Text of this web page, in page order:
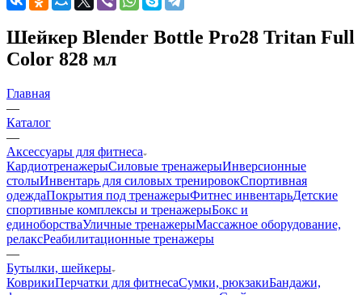
Шейкер Blender Bottle Pro28 Tritan Full
Color 828 мл
Главная
—
Каталог
—
Аксессуары для фитнеса
КардиотренажерыСиловые тренажерыИнверсионные
столыИнвентарь для силовых тренировокСпортивная
одеждаПокрытия под тренажерыФитнес инвентарьДетские
спортивные комплексы и тренажерыБокс и
единоборстваУличные тренажерыМассажное оборудование,
релаксРеабилитационные тренажеры
—
Бутылки, шейкеры
КоврикиПерчатки для фитнесаСумки, рюкзакиБандажи,